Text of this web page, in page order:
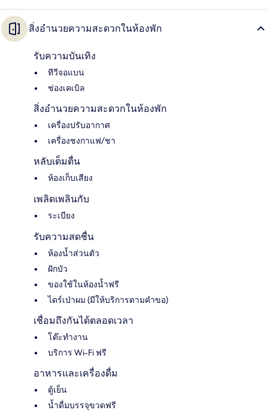
สิ่งอำนวยความสะดวกในห้องพัก
รับความบันเทิง
ทีวีจอแบน
ช่องเคเบิล
สิ่งอำนวยความสะดวกในห้องพัก
เครื่องปรับอากาศ
เครื่องชงกาแฟ/ชา
หลับเต็มตื่น
ห้องเก็บเสียง
เพลิดเพลินกับ
ระเบียง
รับความสดชื่น
ห้องน้ำส่วนตัว
ฝักบัว
ของใช้ในห้องน้ำฟรี
ไดร์เป่าผม (มีให้บริการตามคำขอ)
เชื่อมถึงกันได้ตลอดเวลา
โต๊ะทำงาน
บริการ Wi-Fi ฟรี
อาหารและเครื่องดื่ม
ตู้เย็น
น้ำดื่มบรรจุขวดฟรี